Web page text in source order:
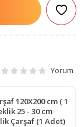
Yorum
120X200 cm ( 1
25 - 30 cm
Çarşaf (1 Adet)